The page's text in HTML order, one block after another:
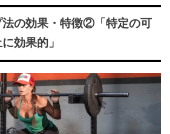
の効果・特徴②「特定の可
効果的」